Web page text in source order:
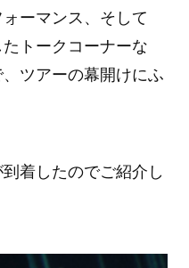
ーマンス、そして
たトークコーナーな
ツアーの幕開けにふ
着したのでご紹介し